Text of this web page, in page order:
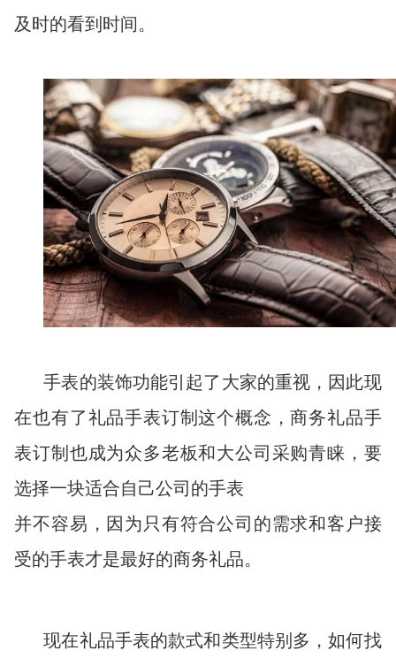
及时的看到时间。
手表的装饰功能引起了大家的重视，因此现
在也有了礼品手表订制这个概念，商务礼品手
表订制也成为众多老板和大公司采购青睐，要
选择一块适合自己公司的手表
并不容易，因为只有符合公司的需求和客户接
受的手表才是最好的商务礼品。
现在礼品手表的款式和类型特别多，如何找